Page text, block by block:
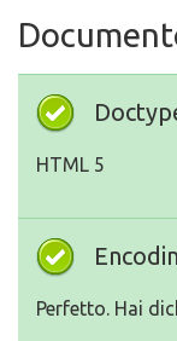
HTML 5
Perfetto. Hai